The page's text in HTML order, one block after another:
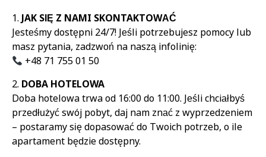
JAK SIĘ Z NAMI SKONTAKTOWAĆ
Jesteśmy dostępni 24/7! Jeśli potrzebujesz pomocy lub
masz pytania, zadzwoń na naszą infolinię:
+48 71 755 01 50
DOBA HOTELOWA
Doba hotelowa trwa od 16:00 do 11:00. Jeśli chciałbyś
przedłużyć swój pobyt, daj nam znać z wyprzedzeniem
– postaramy się dopasować do Twoich potrzeb, o ile
apartament będzie dostępny.